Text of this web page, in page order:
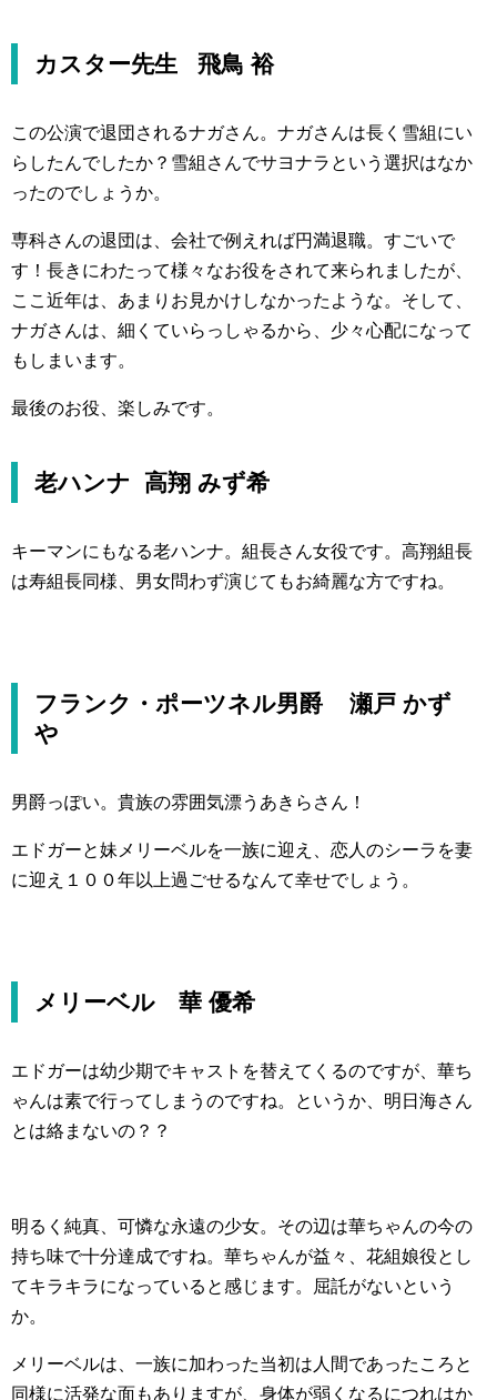
カスター先生 飛鳥 裕
この公演で退団されるナガさん。ナガさんは長く雪組にい
らしたんでしたか？雪組さんでサヨナラという選択はなか
ったのでしょうか。
専科さんの退団は、会社で例えれば円満退職。すごいで
す！長きにわたって様々なお役をされて来られましたが、
ここ近年は、あまりお見かけしなかったような。そして、
ナガさんは、細くていらっしゃるから、少々心配になって
もしまいます。
最後のお役、楽しみです。
老ハンナ 高翔 みず希
キーマンにもなる老ハンナ。組長さん女役です。高翔組長
は寿組長同様、男女問わず演じてもお綺麗な方ですね。
フランク・ポーツネル男爵 瀬戸 かず
や
男爵っぽい。貴族の雰囲気漂うあきらさん！
エドガーと妹メリーベルを一族に迎え、恋人のシーラを妻
に迎え１００年以上過ごせるなんて幸せでしょう。
メリーベル 華 優希
エドガーは幼少期でキャストを替えてくるのですが、華ち
ゃんは素で行ってしまうのですね。というか、明日海さん
とは絡まないの？？
明るく純真、可憐な永遠の少女。その辺は華ちゃんの今の
持ち味で十分達成ですね。華ちゃんが益々、花組娘役とし
てキラキラになっていると感じます。屈託がないという
か。
メリーベルは、一族に加わった当初は人間であったころと
同様に活発な面もありますが、身体が弱くなるにつれはか